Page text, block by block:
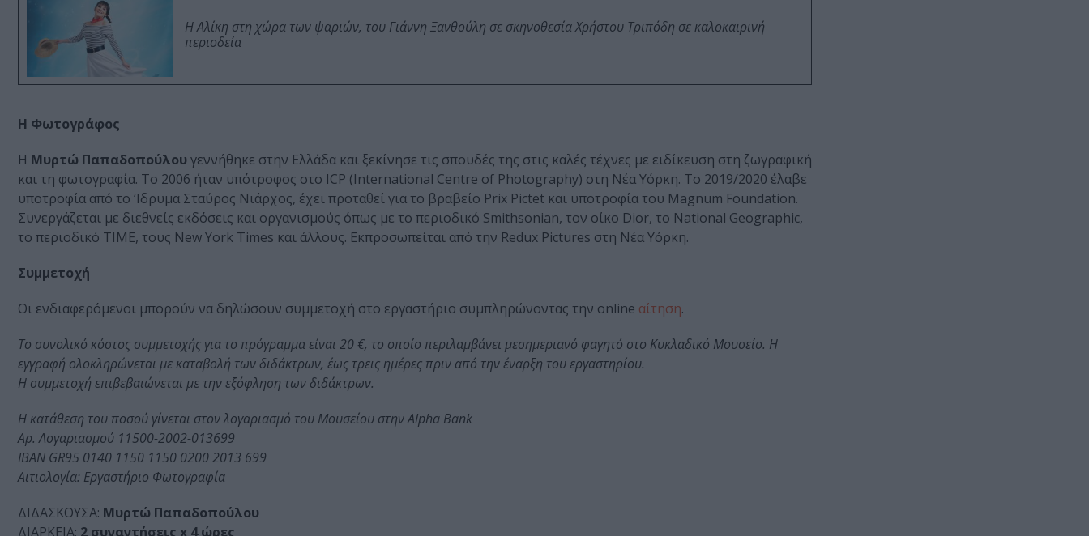
Η Αλίκη στη χώρα των ψαριών, του Γιάννη Ξανθούλη σε σκηνοθεσία Χρήστου Τριπόδη σε καλοκαιρινή
περιοδεία
H Φωτογράφος
Η Μυρτώ Παπαδοπούλου γεννήθηκε στην Ελλάδα και ξεκίνησε τις σπουδές της στις καλές τέχνες με ειδίκευση στη ζωγραφική
και τη φωτογραφία. Το 2006 ήταν υπότροφος στο ICP (International Centre of Photography) στη Νέα Υόρκη. Το 2019/2020 έλαβε
υποτροφία από το ‘Ιδρυμα Σταύρος Νιάρχος, έχει προταθεί για το βραβείο Prix Pictet και υποτροφία του Magnum Foundation.
Συνεργάζεται με διεθνείς εκδόσεις και οργανισμούς όπως με το περιοδικό Smithsonian, τον οίκο Dior, το National Geographic,
το περιοδικό TIME, τους New York Times και άλλους. Εκπροσωπείται από την Redux Pictures στη Νέα Υόρκη.
Συμμετοχή
Οι ενδιαφερόμενοι μπορούν να δηλώσουν συμμετοχή στο εργαστήριο συμπληρώνοντας την online αίτηση.
Το συνολικό κόστος συμμετοχής για το πρόγραμμα είναι 20 €, το οποίο περιλαμβάνει μεσημεριανό φαγητό στο Κυκλαδικό Μουσείο. Η
εγγραφή ολοκληρώνεται με καταβολή των διδάκτρων, έως τρεις ημέρες πριν από την έναρξη του εργαστηρίου.
Η συμμετοχή επιβεβαιώνεται με την εξόφληση των διδάκτρων.
Η κατάθεση του ποσού γίνεται στον λογαριασμό του Μουσείου στην Alpha Bank
Αρ. Λογαριασμού 11500-2002-013699
IBAN GR95 0140 1150 1150 0200 2013 699
Αιτιολογία: Εργαστήριο Φωτογραφία
ΔΙΔΑΣΚΟΥΣΑ: Μυρτώ Παπαδοπούλου
ΔΙΑΡΚΕΙΑ: 2 συναντήσεις x 4 ώρες